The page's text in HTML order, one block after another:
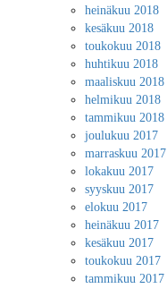
heinäkuu 2018
kesäkuu 2018
toukokuu 2018
huhtikuu 2018
maaliskuu 2018
helmikuu 2018
tammikuu 2018
joulukuu 2017
marraskuu 2017
lokakuu 2017
syyskuu 2017
elokuu 2017
heinäkuu 2017
kesäkuu 2017
toukokuu 2017
tammikuu 2017